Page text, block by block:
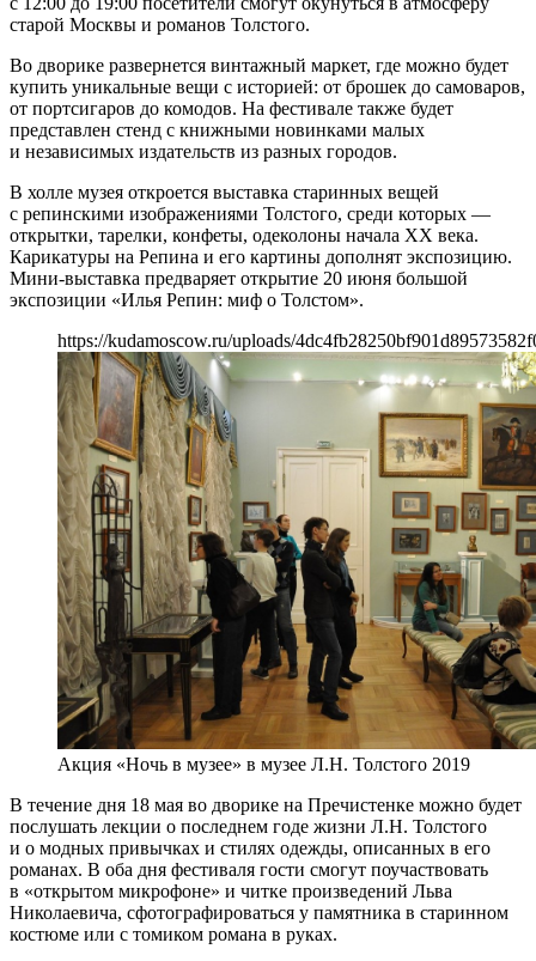
старой Москвы и романов Толстого.
Во дворике развернется винтажный маркет, где можно будет
купить уникальные вещи с историей: от брошек до самоваров,
от портсигаров до комодов. На фестивале также будет
представлен стенд с книжными новинками малых
и независимых издательств из разных городов.
В холле музея откроется выставка старинных вещей
с репинскими изображениями Толстого, среди которых —
открытки, тарелки, конфеты, одеколоны начала XX века.
Карикатуры на Репина и его картины дополнят экспозицию.
Мини-выставка предваряет открытие 20 июня большой
экспозиции «Илья Репин: миф о Толстом».
https://kudamoscow.ru/uploads/
Акция «Ночь в музее» в музее Л.Н. Толстого 2019
В течение дня 18 мая во дворике на Пречистенке можно будет
послушать лекции о последнем годе жизни Л.Н. Толстого
и о модных привычках и стилях одежды, описанных в его
романах. В оба дня фестиваля гости смогут поучаствовать
в «открытом микрофоне» и читке произведений Льва
Николаевича, сфотографироваться у памятника в старинном
костюме или с томиком романа в руках.